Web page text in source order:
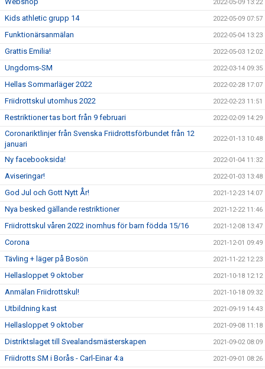
2022-05-09 13:22
Kids athletic grupp 14 2022-05-09 07:57
Funktionärsanmälan 2022-05-04 13:23
Grattis Emilia! 2022-05-03 12:02
Ungdoms-SM 2022-03-14 09:35
Hellas Sommarläger 2022 2022-02-28 17:07
Friidrottskul utomhus 2022 2022-02-23 11:51
Restriktioner tas bort från 9 februari 2022-02-09 14:29
Coronariktlinjer från Svenska Friidrottsförbundet från 12
januari
2022-01-13 10:48
Ny facebooksida! 2022-01-04 11:32
Aviseringar! 2022-01-03 13:48
God Jul och Gott Nytt År! 2021-12-23 14:07
Nya besked gällande restriktioner 2021-12-22 11:46
Friidrottskul våren 2022 inomhus för barn födda 15/16 2021-12-08 13:47
Corona 2021-12-01 09:49
Tävling + läger på Bosön 2021-11-22 12:23
Hellasloppet 9 oktober 2021-10-18 12:12
Anmälan Friidrottskul! 2021-10-18 09:32
Utbildning kast 2021-09-19 14:43
Hellasloppet 9 oktober 2021-09-08 11:18
Distriktslaget till Svealandsmästerskapen 2021-09-02 08:09
Friidrotts SM i Borås - Carl-Einar 4:a 2021-09-01 08:26